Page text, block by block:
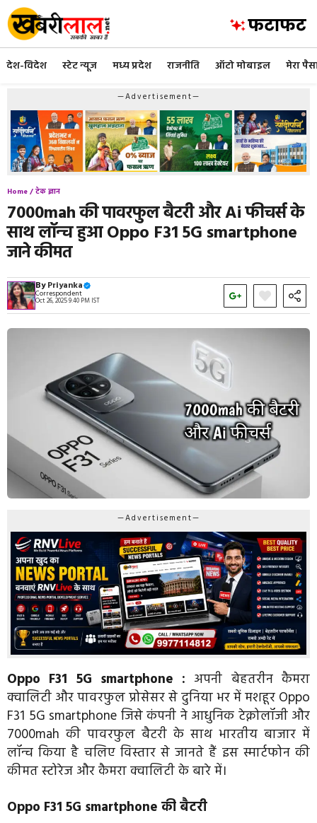
Skip
to
content
देश-विदेश स्टेट न्यूज मध्य प्रदेश राजनीति ऑटो मोबाइल मेरा
—Advertisement—
Home /टेक ज्ञान
7000mah की पावरफुल बैटरी और Ai फीचर्स के
साथ लॉन्च हुआ Oppo F31 5G smartphone
जाने कीमत
ByPriyanka
Correspondent
Oct 26, 2025 9:40 PM IST
—Advertisement—
Oppo F31 5G smartphone : अपनी बेहतरीन कैमरा
क्वालिटी और पावरफुल प्रोसेसर से दुनिया भर में मशहूर Oppo
F31 5G smartphone जिसे कंपनी ने आधुनिक टेक्नोलॉजी और
7000mah की पावरफुल बैटरी के साथ भारतीय बाजार में
लॉन्च किया है चलिए विस्तार से जानते हैं इस स्मार्टफोन की
कीमत स्टोरेज और कैमरा क्वालिटी के बारे में।
Oppo F31 5G smartphone की बैटरी